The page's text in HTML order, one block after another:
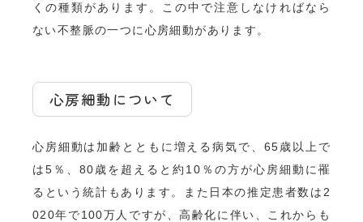
くの種類があります。この中で注意しなければなら
ない不整脈の一つに心房細動があります。
心房細動について
心房細動は加齢とともに増える病気で、65歳以上で
は5％、80歳を超えると約10％の方が心房細動に罹
るという統計もあります。また日本の推定患者数は2
020年で100万人ですが、高齢化に伴い、これからも